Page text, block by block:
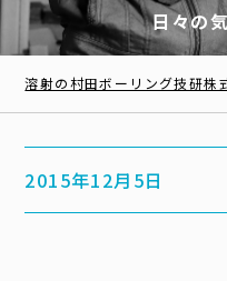
日々の
溶射の村田ボーリング技研株
2015年12月5日